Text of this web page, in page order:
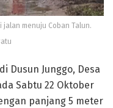
menuju Coban Talun.
Dusun Junggo, Desa
Sabtu 22 Oktober
panjang 5 meter